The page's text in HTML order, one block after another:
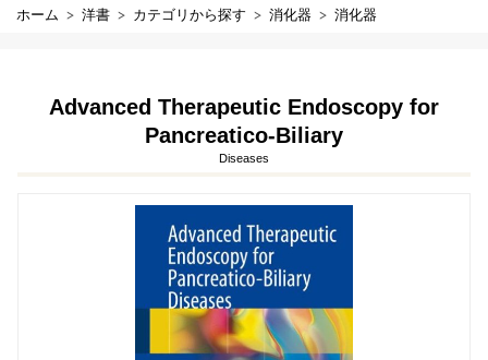
ホーム 洋書 カテゴリから探す 消化器 消化器
Advanced Therapeutic Endoscopy for
Pancreatico-Biliary
Diseases